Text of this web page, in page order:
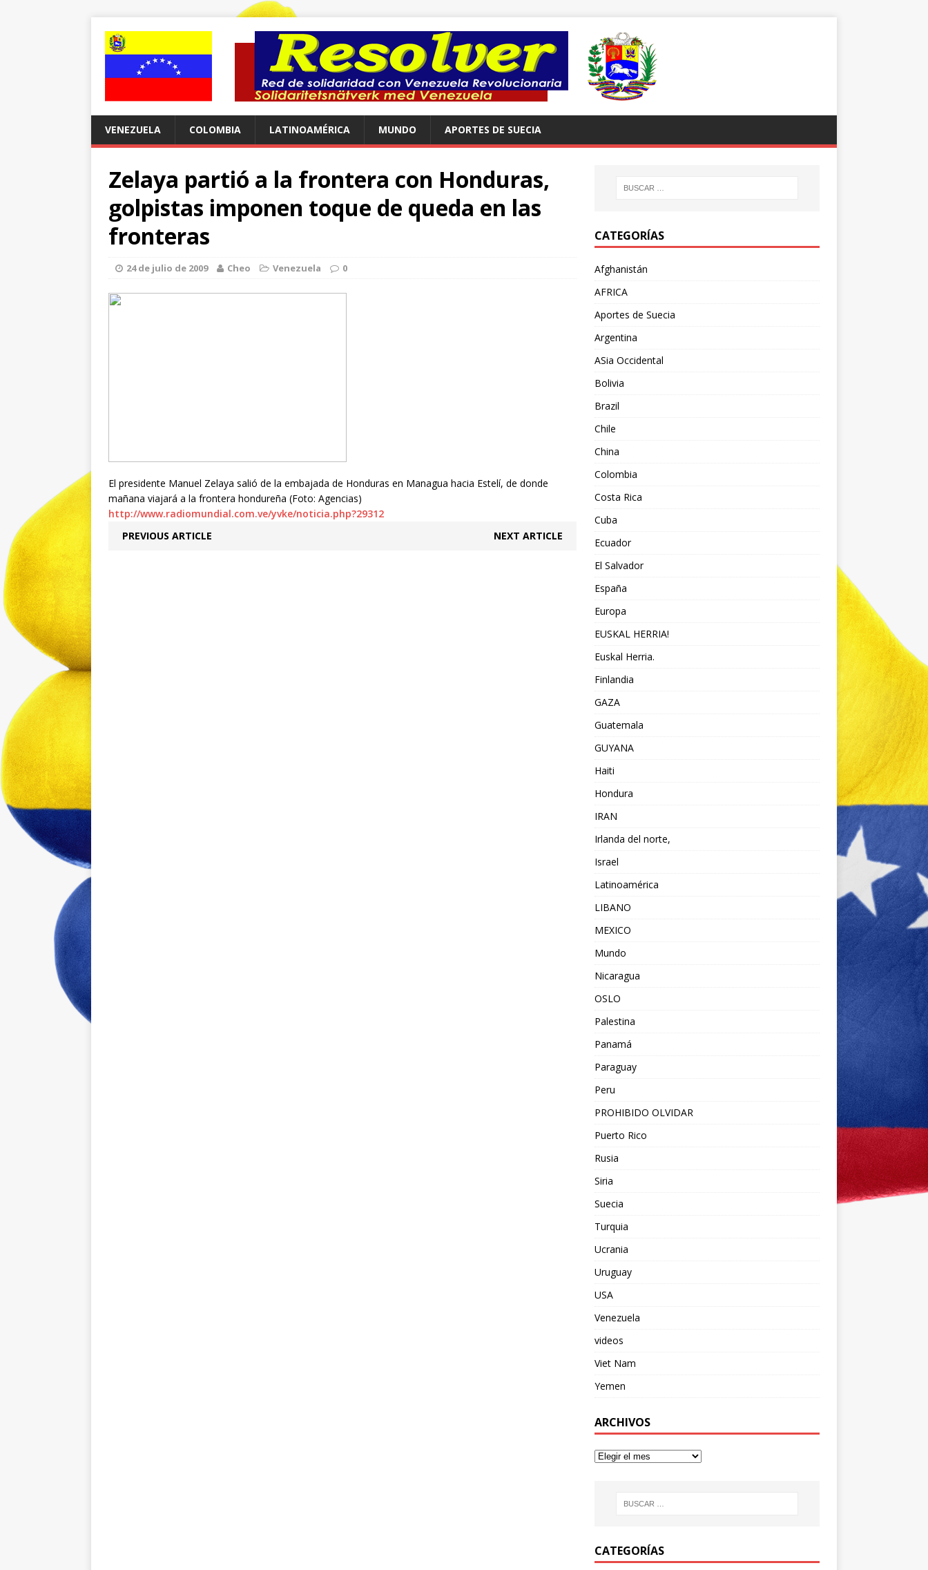
VENEZUELA COLOMBIA LATINOAMÉRICA MUNDO APORTES DE SUECIA
Zelaya partió a la frontera con Honduras,
golpistas imponen toque de queda en las
fronteras
24 de julio de 2009 Cheo Venezuela 0
El presidente Manuel Zelaya salió de la embajada de Honduras en Managua hacia Estelí, de donde
mañana viajará a la frontera hondureña (Foto: Agencias)
http://www.radiomundial.com.ve/yvke/noticia.php?29312
PREVIOUS ARTICLE
NEXT ARTICLE
CATEGORÍAS
Afghanistán
AFRICA
Aportes de Suecia
Argentina
ASia Occidental
Bolivia
Brazil
Chile
China
Colombia
Costa Rica
Cuba
Ecuador
El Salvador
España
Europa
EUSKAL HERRIA!
Euskal Herria.
Finlandia
GAZA
Guatemala
GUYANA
Haiti
Hondura
IRAN
Irlanda del norte,
Israel
Latinoamérica
LIBANO
MEXICO
Mundo
Nicaragua
OSLO
Palestina
Panamá
Paraguay
Peru
PROHIBIDO OLVIDAR
Puerto Rico
Rusia
Siria
Suecia
Turquia
Ucrania
Uruguay
USA
Venezuela
videos
Viet Nam
Yemen
ARCHIVOS
CATEGORÍAS